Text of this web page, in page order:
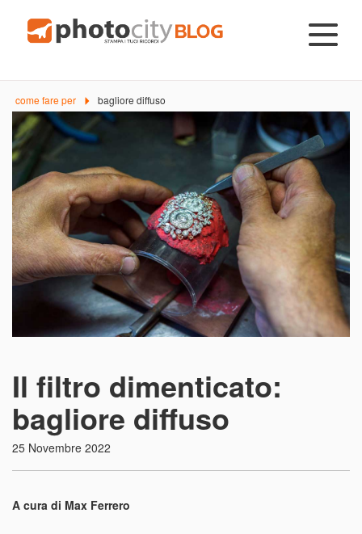
come fare per bagliore diffuso
Il filtro dimenticato:
bagliore diffuso
25 Novembre 2022
A cura di Max Ferrero